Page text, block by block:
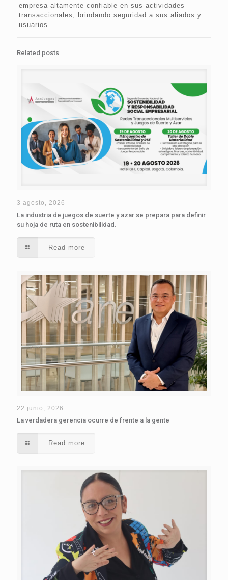
empresa altamente confiable en sus actividades
transaccionales, brindando seguridad a sus aliados y
usuarios.
Related posts
3 agosto, 2026
La industria de juegos de suerte y azar se prepara para definir
su hoja de ruta en sostenibilidad.
Read more
22 junio, 2026
La verdadera gerencia ocurre de frente a la gente
Read more